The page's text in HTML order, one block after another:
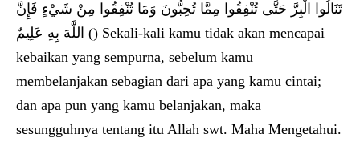
تَنَالُوا الْبِرَّ حَتَّى تُنْفِقُوا مِمَّا تُحِبُّونَ وَمَا تُنْفِقُوا مِنْ شَيْءٍ فَإِنَّ
اللَّهَ بِهِ عَلِيمٌ () Sekali-kali kamu tidak akan mencapai
kebaikan yang sempurna, sebelum kamu
membelanjakan sebagian dari apa yang kamu cintai;
dan apa pun yang kamu belanjakan, maka
sesungguhnya tentang itu Allah swt. Maha Mengetahui.